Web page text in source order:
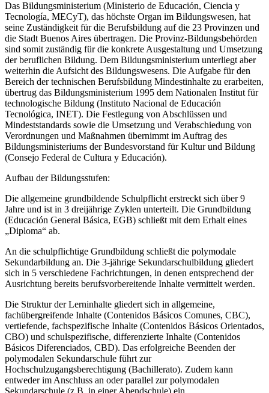
Das Bildungsministerium (Ministerio de Educación, Ciencia y
Tecnología, MECyT), das höchste Organ im Bildungswesen, hat
seine Zuständigkeit für die Berufsbildung auf die 23 Provinzen und
die Stadt Buenos Aires übertragen. Die Provinz-Bildungsbehörden
sind somit zuständig für die konkrete Ausgestaltung und Umsetzung
der beruflichen Bildung. Dem Bildungsministerium unterliegt aber
weiterhin die Aufsicht des Bildungswesens. Die Aufgabe für den
Bereich der technischen Berufsbildung Mindestinhalte zu erarbeiten,
übertrug das Bildungsministerium 1995 dem Nationalen Institut für
technologische Bildung (Instituto Nacional de Educación
Tecnológica, INET). Die Festlegung von Abschlüssen und
Mindeststandards sowie die Umsetzung und Verabschiedung von
Verordnungen und Maßnahmen übernimmt im Auftrag des
Bildungsministeriums der Bundesvorstand für Kultur und Bildung
(Consejo Federal de Cultura y Educación).
Aufbau der Bildungsstufen:
Die allgemeine grundbildende Schulpflicht erstreckt sich über 9
Jahre und ist in 3 dreijährige Zyklen unterteilt. Die Grundbildung
(Educación General Básica, EGB) schließt mit dem Erhalt eines
„Diploma“ ab.
An die schulpflichtige Grundbildung schließt die polymodale
Sekundarbildung an. Die 3-jährige Sekundarschulbildung gliedert
sich in 5 verschiedene Fachrichtungen, in denen entsprechend der
Ausrichtung bereits berufsvorbereitende Inhalte vermittelt werden.
Die Struktur der Lerninhalte gliedert sich in allgemeine,
fachübergreifende Inhalte (Contenidos Básicos Comunes, CBC),
vertiefende, fachspezifische Inhalte (Contenidos Básicos Orientados,
CBO) und schulspezifische, differenzierte Inhalte (Contenidos
Básicos Diferenciados, CBD). Das erfolgreiche Beenden der
polymodalen Sekundarschule führt zur
Hochschulzugangsberechtigung (Bachillerato). Zudem kann
entweder im Anschluss an oder parallel zur polymodalen